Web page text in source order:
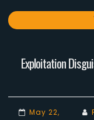
Exploitation
May 22,